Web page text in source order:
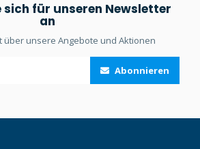
sich für unseren Newsletter
an
über unsere Angebote und Aktionen
Abonnieren